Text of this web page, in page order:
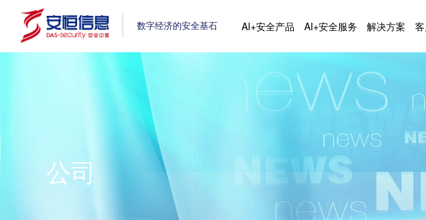
数字经济的安全基石 AI+安全产品 AI+安全服务 解决方案
公司